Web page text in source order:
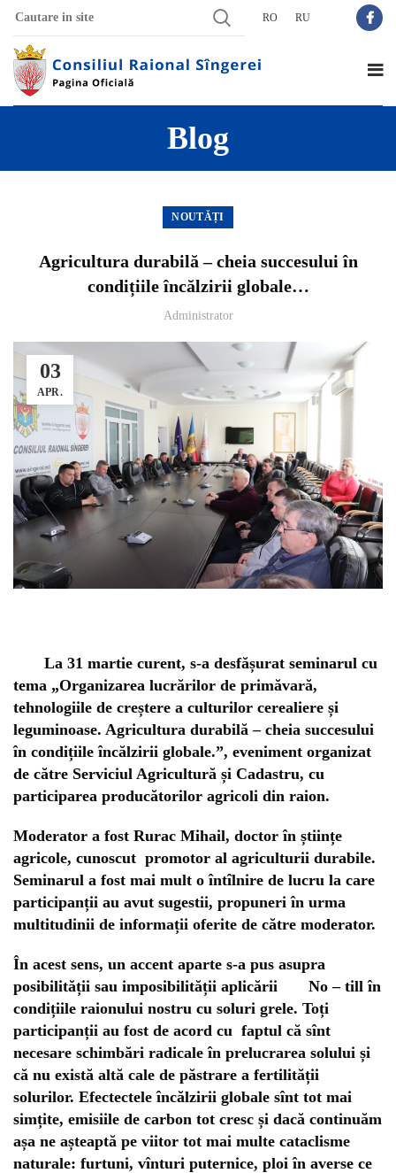
RO RU
Blog
NOUTĂȚI
Agricultura durabilă – cheia succesului în
condițiile încălzirii globale…
Administrator
03
APR.
La 31 martie curent, s-a desfășurat seminarul cu
tema „Organizarea lucrărilor de primăvară,
tehnologiile de creștere a culturilor cerealiere și
leguminoase. Agricultura durabilă – cheia succesului
în condițiile încălzirii globale.”, eveniment organizat
de către Serviciul Agricultură și Cadastru, cu
participarea producătorilor agricoli din raion.
Moderator a fost Rurac Mihail, doctor în științe
agricole, cunoscut promotor al agriculturii durabile.
Seminarul a fost mai mult o întîlnire de lucru la care
participanții au avut sugestii, propuneri în urma
multitudinii de informații oferite de către moderator.
În acest sens, un accent aparte s-a pus asupra
posibilității sau imposibilității aplicării No – till în
condițiile raionului nostru cu soluri grele. Toți
participanții au fost de acord cu faptul că sînt
necesare schimbări radicale în prelucrarea solului și
că nu există altă cale de păstrare a fertilității
solurilor. Efectectele încălzirii globale sînt tot mai
simțite, emisiile de carbon tot cresc și dacă continuăm
așa ne așteaptă pe viitor tot mai multe cataclisme
naturale: furtuni, vînturi puternice, ploi în averse ce